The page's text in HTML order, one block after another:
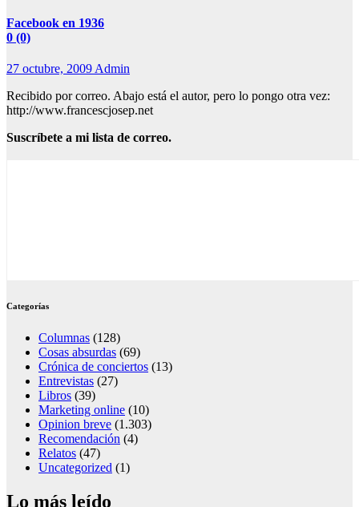
Facebook en 1936
0 (0)
27 octubre, 2009 Admin
Recibido por correo. Abajo está el autor, pero lo pongo otra vez:
http://www.francescjosep.net
Suscríbete a mi lista de correo.
Categorías
Columnas (128)
Cosas absurdas (69)
Crónica de conciertos (13)
Entrevistas (27)
Libros (39)
Marketing online (10)
Opinion breve (1.303)
Recomendación (4)
Relatos (47)
Uncategorized (1)
Lo más leído